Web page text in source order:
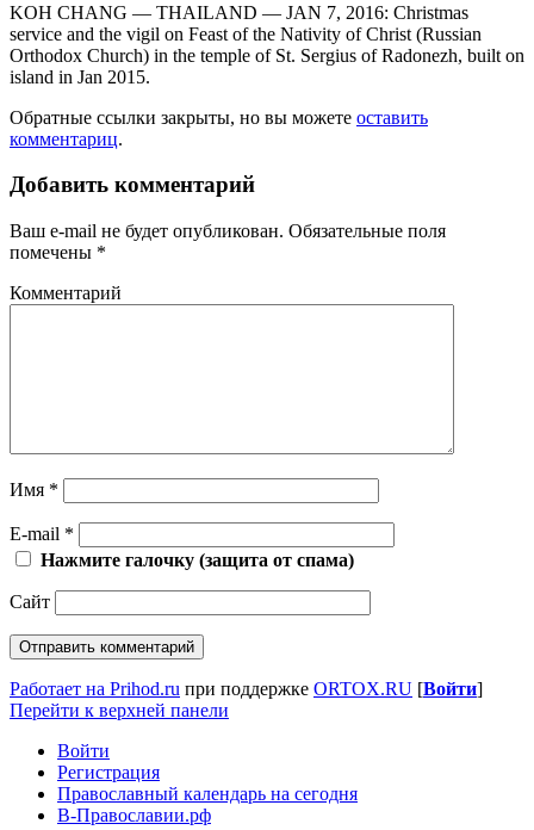
KOH CHANG — THAILAND — JAN 7, 2016: Christmas
service and the vigil on Feast of the Nativity of Christ (Russian
Orthodox Church) in the temple of St. Sergius of Radonezh, built on
island in Jan 2015.
Обратные ссылки закрыты, но вы можете оставить
комментариц.
Добавить комментарий
Ваш e-mail не будет опубликован. Обязательные поля
помечены *
Комментарий
Имя *
E-mail *
Нажмите галочку (защита от спама)
Сайт
Работает на Prihod.ru при поддержке ORTOX.RU [Войти]
Перейти к верхней панели
Войти
Регистрация
Православный календарь на сегодня
В-Православии.рф